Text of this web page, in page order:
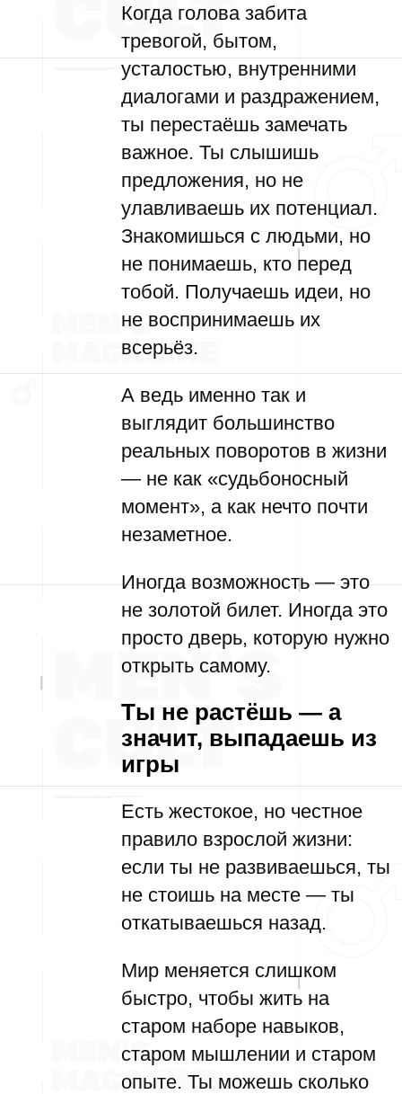
Когда голова забита
тревогой, бытом,
усталостью, внутренними
диалогами и раздражением,
ты перестаёшь замечать
важное. Ты слышишь
предложения, но не
улавливаешь их потенциал.
Знакомишься с людьми, но
не понимаешь, кто перед
тобой. Получаешь идеи, но
не воспринимаешь их
всерьёз.
А ведь именно так и
выглядит большинство
реальных поворотов в жизни
— не как «судьбоносный
момент», а как нечто почти
незаметное.
Иногда возможность — это
не золотой билет. Иногда это
просто дверь, которую нужно
открыть самому.
Ты не растёшь — а
значит, выпадаешь из
игры
Есть жестокое, но честное
правило взрослой жизни:
если ты не развиваешься, ты
не стоишь на месте — ты
откатываешься назад.
Мир меняется слишком
быстро, чтобы жить на
старом наборе навыков,
старом мышлении и старом
опыте. Ты можешь сколько